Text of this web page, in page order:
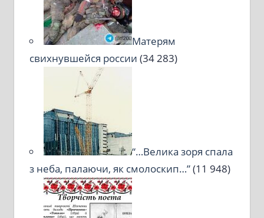
Матерям
свихнувшейся россии (34 283)
“…Велика зоря спала
з неба, палаючи, як смолоскип…”(11 948)